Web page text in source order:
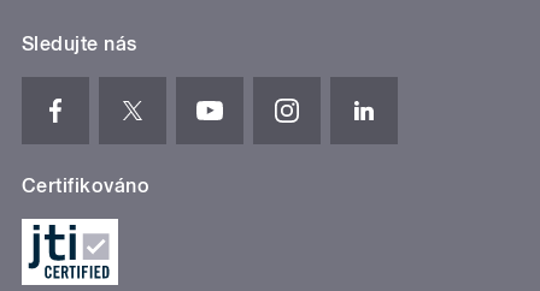
Sledujte nás
Certifikováno